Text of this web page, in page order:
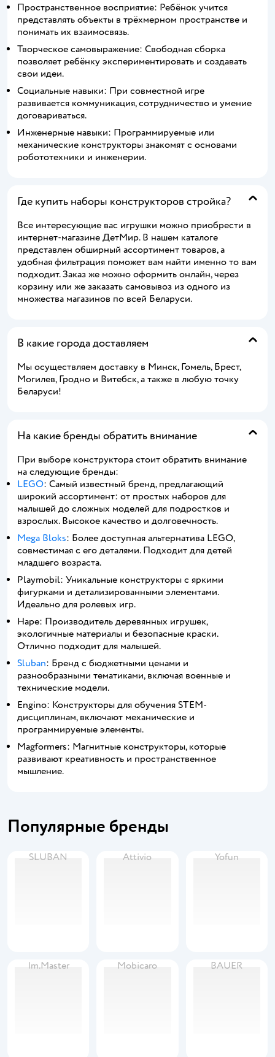
Пространственное восприятие: Ребёнок учится
представлять объекты в трёхмерном пространстве и
понимать их взаимосвязь.
Творческое самовыражение: Свободная сборка
позволяет ребёнку экспериментировать и создавать
свои идеи.
Социальные навыки: При совместной игре
развивается коммуникация, сотрудничество и умение
договариваться.
Инженерные навыки: Программируемые или
механические конструкторы знакомят с основами
робототехники и инженерии.
Где купить наборы конструкторов стройка?
Все интересующие вас игрушки можно приобрести в
интернет-магазине ДетМир. В нашем каталоге
представлен обширный ассортимент товаров, а
удобная фильтрация поможет вам найти именно то вам
подходит. Заказ же можно оформить онлайн, через
корзину или же заказать самовывоз из одного из
множества магазинов по всей Беларуси.
В какие города доставляем
Мы осуществляем доставку в Минск, Гомель, Брест,
Могилев, Гродно и Витебск, а также в любую точку
Беларуси!
На какие бренды обратить внимание
При выборе конструктора стоит обратить внимание
на следующие бренды:
LEGO: Самый известный бренд, предлагающий
широкий ассортимент: от простых наборов для
малышей до сложных моделей для подростков и
взрослых. Высокое качество и долговечность.
Mega Bloks: Более доступная альтернатива LEGO,
совместимая с его деталями. Подходит для детей
младшего возраста.
Playmobil: Уникальные конструкторы с яркими
фигурками и детализированными элементами.
Идеально для ролевых игр.
Hape: Производитель деревянных игрушек,
экологичные материалы и безопасные краски.
Отлично подходит для малышей.
Sluban: Бренд с бюджетными ценами и
разнообразными тематиками, включая военные и
технические модели.
Engino: Конструкторы для обучения STEM-
дисциплинам, включают механические и
программируемые элементы.
Magformers: Магнитные конструкторы, которые
развивают креативность и пространственное
мышление.
Популярные бренды
SLUBAN Attivio Yofun
Im.Master Mobicaro BAUER